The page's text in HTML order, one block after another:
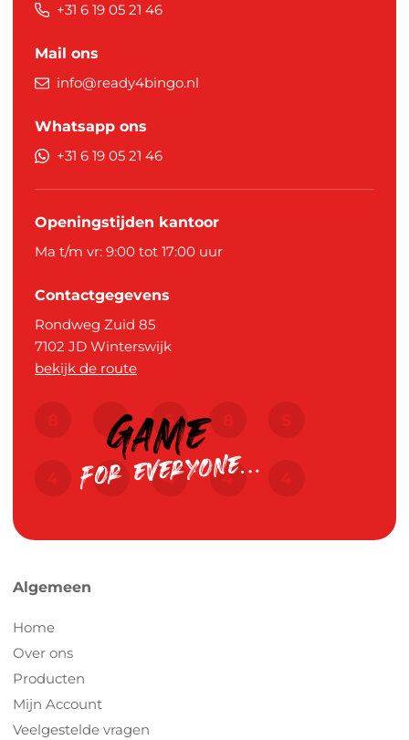
+31 6 19 05 21 46
Mail ons
info@ready4bingo.nl
Whatsapp ons
+31 6 19 05 21 46
Openingstijden kantoor
Ma t/m vr: 9:00 tot 17:00 uur
Contactgegevens
Rondweg Zuid 85
7102 JD Winterswijk
bekijk de route
Algemeen
Home
Over ons
Producten
Mijn Account
Veelgestelde vragen